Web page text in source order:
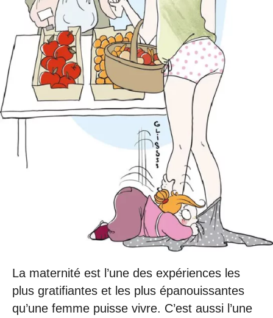
La maternité est l’une des expériences les
plus gratifiantes et les plus épanouissantes
qu’une femme puisse vivre. C’est aussi l’une